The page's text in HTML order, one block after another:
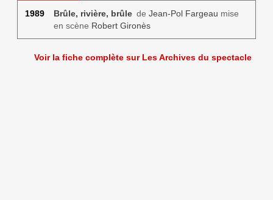
1989 Brûle, rivière, brûlede Jean-Pol Fargeau mise
en scène Robert Gironès
Voir la fiche complète sur Les Archives du spectacle